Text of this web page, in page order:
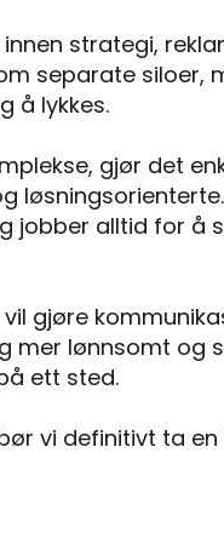
strategi,
separate
å lykkes.
gjør det
jobber alltid for å
gjøre
mer lønnsomt og
ett sted.
vi definitivt ta